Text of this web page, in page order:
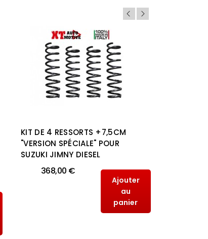
KIT DE 4 RESSORTS +7,5CM
"VERSION SPÉCIALE" POUR
SUZUKI JIMNY DIESEL
368,00 €
Ajouter
au
panier